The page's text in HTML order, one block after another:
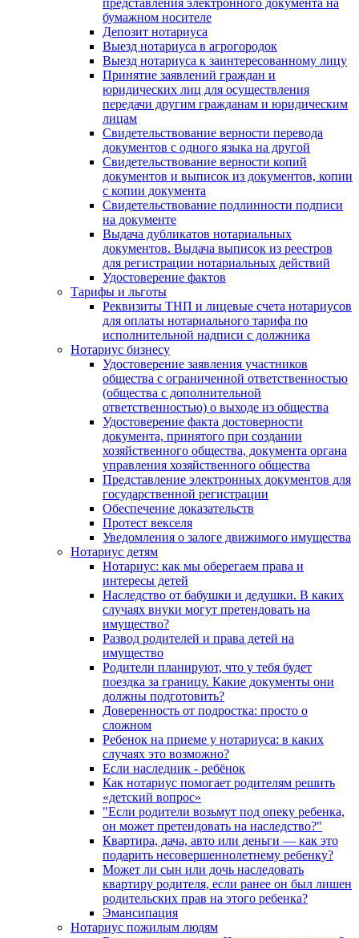
представления электронного документа на
бумажном носителе
Депозит нотариуса
Выезд нотариуса в агрогородок
Выезд нотариуса к заинтересованному лицу
Принятие заявлений граждан и
юридических лиц для осуществления
передачи другим гражданам и юридическим
лицам
Свидетельствование верности перевода
документов с одного языка на другой
Свидетельствование верности копий
документов и выписок из документов, копии
с копии документа
Свидетельствование подлинности подписи
на документе
Выдача дубликатов нотариальных
документов. Выдача выписок из реестров
для регистрации нотариальных действий
Удостоверение фактов
Тарифы и льготы
Реквизиты ТНП и лицевые счета нотариусов
для оплаты нотариального тарифа по
исполнительной надписи с должника
Нотариус бизнесу
Удостоверение заявления участников
общества с ограниченной ответственностью
(общества с дополнительной
ответственностью) о выходе из общества
Удостоверение факта достоверности
документа, принятого при создании
хозяйственного общества, документа органа
управления хозяйственного общества
Представление электронных документов для
государственной регистрации
Обеспечение доказательств
Протест векселя
Уведомления о залоге движимого имущества
Нотариус детям
Нотариус: как мы оберегаем права и
интересы детей
Наследство от бабушки и дедушки. В каких
случаях внуки могут претендовать на
имущество?
Развод родителей и права детей на
имущество
Родители планируют, что у тебя будет
поездка за границу. Какие документы они
должны подготовить?
Доверенность от подростка: просто о
сложном
Ребенок на приеме у нотариуса: в каких
случаях это возможно?
Если наследник - ребёнок
Как нотариус помогает родителям решить
«детский вопрос»
"Если родители возьмут под опеку ребенка,
он может претендовать на наследство?"
Квартира, дача, авто или деньги — как это
подарить несовершеннолетнему ребенку?
Может ли сын или дочь наследовать
квартиру родителя, если ранее он был лишен
родительских прав на этого ребенка?
Эмансипация
Нотариус пожилым людям